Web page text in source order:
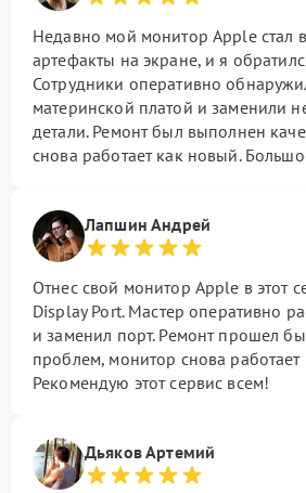
Недавно мой монитор Apple стал
артефакты на экране, и я
Сотрудники оперативно
материнской платой и заменили
детали. Ремонт был выполнен
снова работает как новый.
Лапшин Андрей
Отнес свой монитор Apple в этот
Display Port. Мастер оперативно
и заменил порт. Ремонт прошел
проблем, монитор снова
Рекомендую этот сервис всем!
Дьяков Артемий